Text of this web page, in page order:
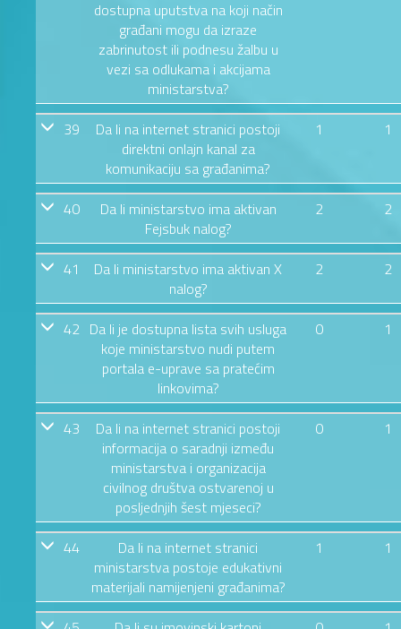
dostupna uputstva na koji način
građani mogu da izraze
zabrinutost ili podnesu žalbu u
vezi sa odlukama i akcijama
ministarstva?
39
Da li na internet stranici postoji
direktni onlajn kanal za
komunikaciju sa građanima?
1 1
40
Da li ministarstvo ima aktivan
Fejsbuk nalog?
2 2
41
Da li ministarstvo ima aktivan X
nalog?
2 2
42 Da li je dostupna lista svih usluga
koje ministarstvo nudi putem
portala e-uprave sa pratećim
linkovima?
0 1
43
Da li na internet stranici postoji
informacija o saradnji između
ministarstva i organizacija
civilnog društva ostvarenoj u
posljednjih šest mjeseci?
0 1
44
Da li na internet stranici
ministarstva postoje edukativni
materijali namijenjeni građanima?
1 1